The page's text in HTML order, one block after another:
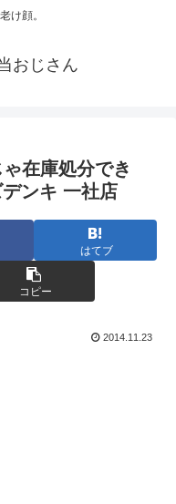
け顔。
おじさん
在庫処分でき
ンキ 一社店
はてブ
コピー
2014.11.23